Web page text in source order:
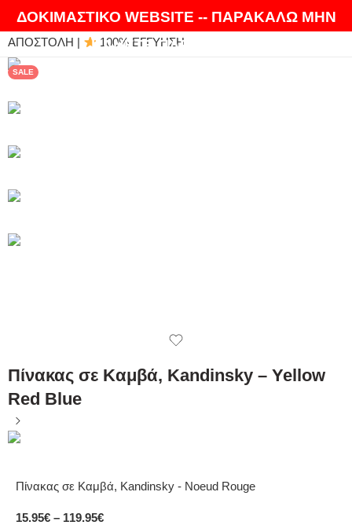
ΔΟΚΙΜΑΣΤΙΚΟ WEBSITE -- ΠΑΡΑΚΑΛΩ ΜΗΝ
ΚΑΝΕΤΕ ΠΑΡΑΓΓΕΛΙΕΣ
ΘΑ ΛΑΤΡΕΨΕΤΕ ΤΑ ΠΡΟΪΟΝΤΑ ΜΑΣ | EXPRESS
ΑΠΟΣΤΟΛΗ | 100% ΕΓΓΥΗΣΗ
SALE
Πίνακας σε Καμβά, Kandinsky – Yellow
Red Blue
Πίνακας σε Καμβά, Kandinsky - Noeud Rouge
15.95€ – 119.95€